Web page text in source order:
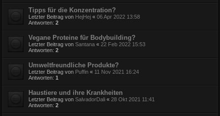
Tipps für die Konzentration?
Letzter Beitrag von HejHej « 06 Apr 2022 13:58
Antworten: 2
Vegane Proteine für Bodybuilding?
Letzter Beitrag von Santana « 22 Feb 2022 15:53
Antworten: 2
Umweltfreundliche Produkte?
Letzter Beitrag von Puffin « 11 Nov 2021 16:24
Antworten: 1
Haustiere und ihre Krankheiten
Letzter Beitrag von SalvadorDali « 28 Okt 2021 11:41
Antworten: 2